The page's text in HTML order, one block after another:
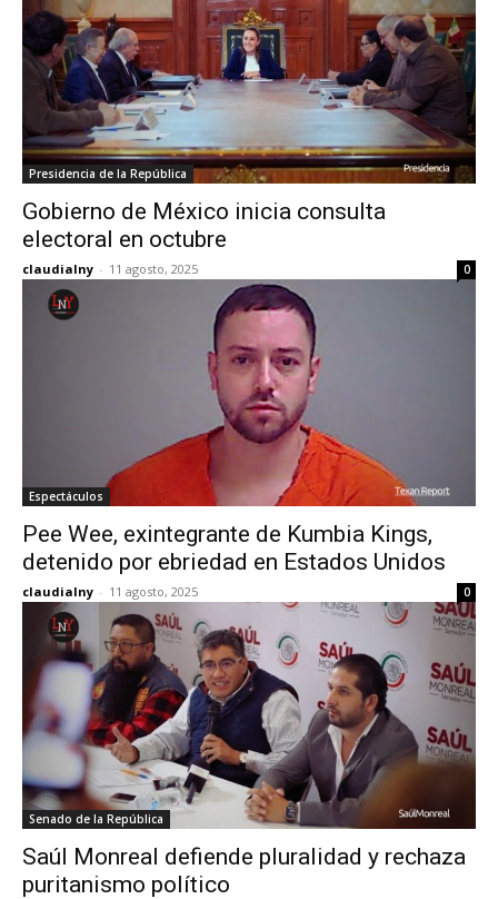
Presidencia de la República
Gobierno de México inicia consulta
electoral en octubre
claudialny - 11 agosto, 2025 0
Espectáculos
Pee Wee, exintegrante de Kumbia Kings,
detenido por ebriedad en Estados Unidos
claudialny - 11 agosto, 2025 0
Senado de la República
Saúl Monreal defiende pluralidad y rechaza
puritanismo político